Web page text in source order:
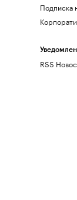
Подписка
RSS